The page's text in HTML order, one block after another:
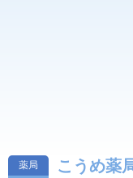
薬局
こうめ薬